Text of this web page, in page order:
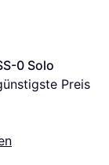
0 Solo
Preis